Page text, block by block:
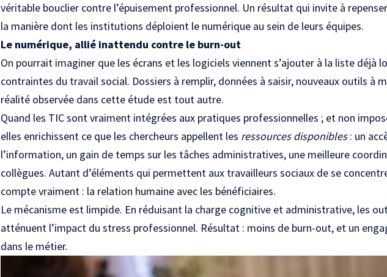
véritable bouclier contre l’épuisement professionnel. Un résultat qui invite à
la manière dont les institutions déploient le numérique au sein de leurs équipes.
Le numérique, allié inattendu contre le burn-out
On pourrait imaginer que les écrans et les logiciels viennent s’ajouter à la liste déjà
contraintes du travail social. Dossiers à remplir, données à saisir, nouveaux outils à
réalité observée dans cette étude est tout autre.
Quand les TIC sont vraiment intégrées aux pratiques professionnelles ; et non
elles enrichissent ce que les chercheurs appellent les ressources disponibles: un
l’information, un gain de temps sur les tâches administratives, une meilleure
collègues. Autant d’éléments qui permettent aux travailleurs sociaux de se
compte vraiment : la relation humaine avec les bénéficiaires.
Le mécanisme est limpide. En réduisant la charge cognitive et administrative, les
atténuent l’impact du stress professionnel. Résultat : moins de burn-out, et un
dans le métier.